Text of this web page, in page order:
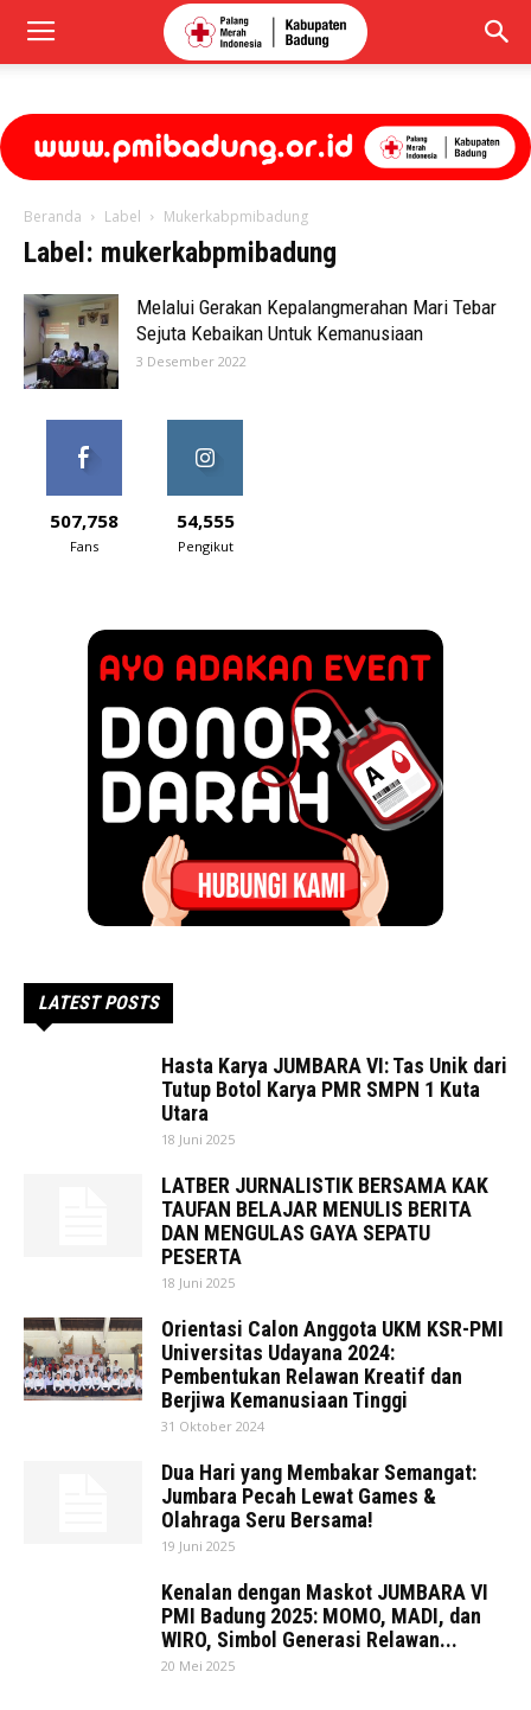
Beranda Label Mukerkabpmibadung
Label: mukerkabpmibadung
Melalui Gerakan Kepalangmerahan Mari Tebar
Sejuta Kebaikan Untuk Kemanusiaan
3 Desember 2022
507,758
Fans
54,555
Pengikut
LATEST POSTS
Hasta Karya JUMBARA VI: Tas Unik dari
Tutup Botol Karya PMR SMPN 1 Kuta
Utara
18 Juni 2025
LATBER JURNALISTIK BERSAMA KAK
TAUFAN BELAJAR MENULIS BERITA
DAN MENGULAS GAYA SEPATU
PESERTA
18 Juni 2025
Orientasi Calon Anggota UKM KSR-PMI
Universitas Udayana 2024:
Pembentukan Relawan Kreatif dan
Berjiwa Kemanusiaan Tinggi
31 Oktober 2024
Dua Hari yang Membakar Semangat:
Jumbara Pecah Lewat Games &
Olahraga Seru Bersama!
19 Juni 2025
Kenalan dengan Maskot JUMBARA VI
PMI Badung 2025: MOMO, MADI, dan
WIRO, Simbol Generasi Relawan...
20 Mei 2025